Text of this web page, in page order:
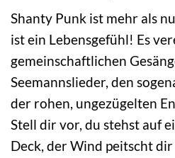
Shanty Punk ist mehr als
ist ein Lebensgefühl! Es
gemeinschaftlichen
Seemannslieder, den
der rohen, ungezügelten
Stell dir vor, du stehst auf
Deck, der Wind peitscht